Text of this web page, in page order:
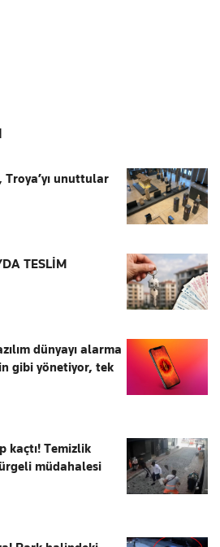
Troya’yı unuttular
TESLİM
dünyayı alarma
gibi yönetiyor, tek
kaçtı! Temizlik
müdahalesi